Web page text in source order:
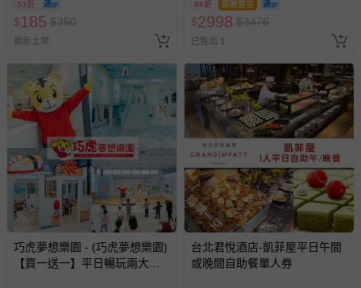
53折
$185 $350
最新上架
86折 即將售完
$2998 $3476
已售出 1
巧虎夢想樂園 - (巧虎夢想樂園)
【買一送一】平日暢玩兩大一
搶購一空
台北君悅酒店-凱菲屋平日午間
或晚間自助餐單人券